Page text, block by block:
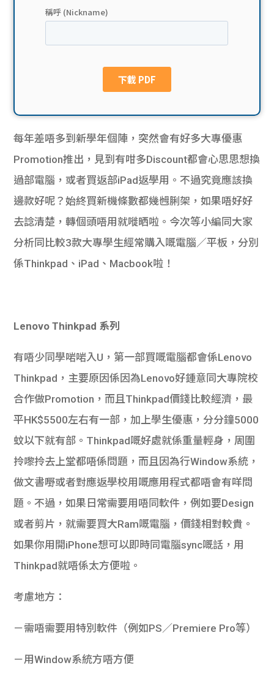
網上
私人
貸款
計數
機
校園
Gui
理財
Gui
de
學生
每年差唔多到新學年個陣，突然會有好多大專優惠
Promotion推出，見到有咁多Discount都會心思思想換
過部電腦，或者買返部iPad返學用。不過究竟應該換
邊款好呢？始終買新機條數都幾乸脷架，如果唔好好
去諗清楚，轉個頭唔用就嘥晒啦。今次等小編同大家
分析同比較3款大專學生經常購入嘅電腦／平板，分別
係Thinkpad、iPad、Macbook啦！
Lenovo Thinkpad 系列
有唔少同學啱啱入U，第一部買嘅電腦都會係Lenovo
Thinkpad，主要原因係因為Lenovo好鍾意同大專院校
合作做Promotion，而且Thinkpad價錢比較經濟，最
平HK$5500左右有一部，加上學生優惠，分分鐘5000
蚊以下就有部。Thinkpad嘅好處就係重量輕身，周圍
拎嚟拎去上堂都唔係問題，而且因為行Window系統，
做文書嘢或者對應返學校用嘅應用程式都唔會有咩問
題。不過，如果日常需要用唔同軟件，例如要Design
或者剪片，就需要買大Ram嘅電腦，價錢相對較貴。
如果你用開iPhone想可以即時同電腦sync嘅話，用
Thinkpad就唔係太方便啦。
考慮地方：
－需唔需要用特別軟件（例如PS／Premiere Pro等）
－用Window系統方唔方便